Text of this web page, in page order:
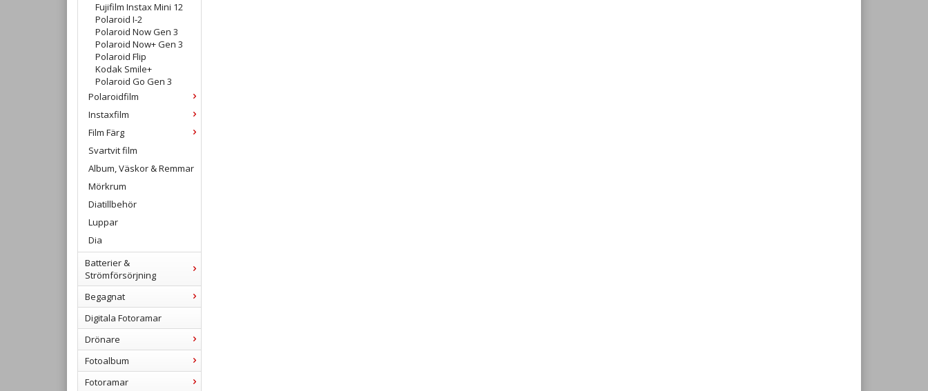
Fujifilm Instax Mini 12
Polaroid I-2
Polaroid Now Gen 3
Polaroid Now+ Gen 3
Polaroid Flip
Kodak Smile+
Polaroid Go Gen 3
Polaroidfilm
Instaxfilm
Film Färg
Svartvit film
Album, Väskor & Remmar
Mörkrum
Diatillbehör
Luppar
Dia
Batterier &
Strömförsörjning
Begagnat
Digitala Fotoramar
Drönare
Fotoalbum
Fotoramar